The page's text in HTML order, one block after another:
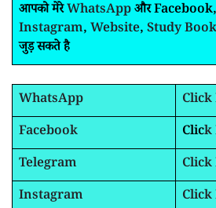
आपको मेरेWhatsAppऔर Facebook,
Instagram, Website, Study Book
जुड़ सकते है
WhatsApp
Facebook
Click
Telegram
Instagram